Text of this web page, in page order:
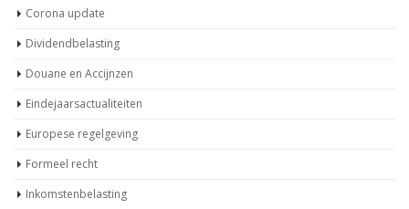
Eindejaarsactualiteiten
Europese regelgeving
Formeel recht
Inkomstenbelasting
Internationaal
Invordering
Loonbelasting